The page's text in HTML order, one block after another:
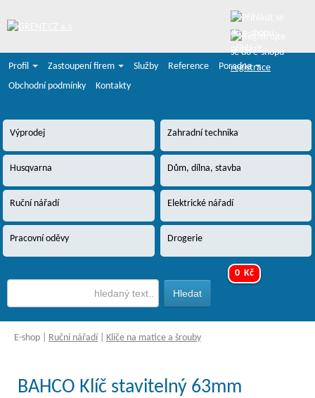
registrace
Profil
Zastoupení firem Služby Reference
Poradna
Obchodní podmínky
Kontakty
Výprodej Zahradní technika
Husqvarna Dům, dílna, stavba
Ruční nářadí Elektrické nářadí
Pracovní oděvy Drogerie
0 Kč
E-shop Ruční nářadí Klíče na matice a šrouby
BAHCO Klíč stavitelný 63mm